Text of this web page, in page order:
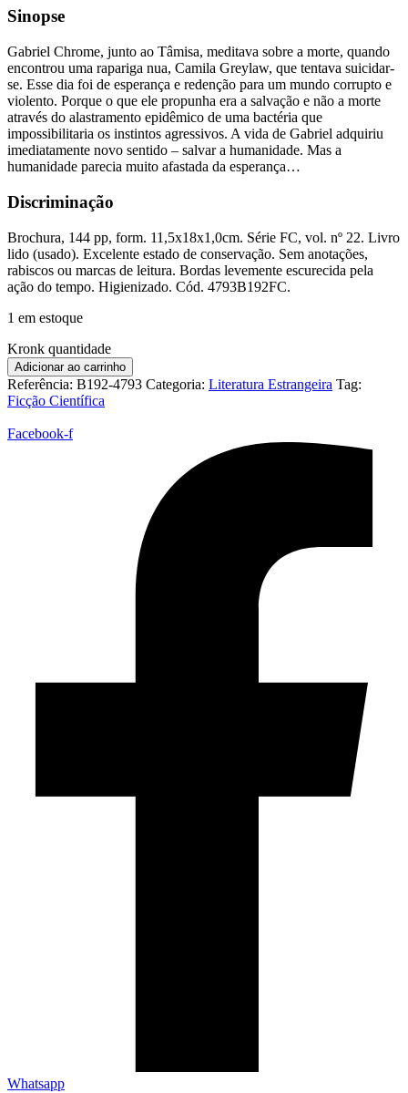
Sinopse
Gabriel Chrome, junto ao Tâmisa, meditava sobre a morte, quando
encontrou uma rapariga nua, Camila Greylaw, que tentava suicidar-
se. Esse dia foi de esperança e redenção para um mundo corrupto e
violento. Porque o que ele propunha era a salvação e não a morte
através do alastramento epidêmico de uma bactéria que
impossibilitaria os instintos agressivos. A vida de Gabriel adquiriu
imediatamente novo sentido – salvar a humanidade. Mas a
humanidade parecia muito afastada da esperança…
Discriminação
Brochura, 144 pp, form. 11,5x18x1,0cm. Série FC, vol. nº 22. Livro
lido (usado). Excelente estado de conservação. Sem anotações,
rabiscos ou marcas de leitura. Bordas levemente escurecida pela
ação do tempo. Higienizado. Cód. 4793B192FC.
1 em estoque
Kronk quantidade
Adicionar ao carrinho
Referência: B192-4793 Categoria: Literatura Estrangeira Tag:
Ficção Científica
Facebook-f
Whatsapp